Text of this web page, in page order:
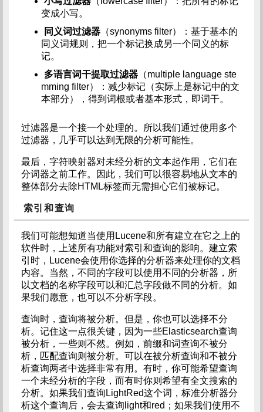
变成小写。
同义词过滤器（synonyms filter）：基于基本的
同义词规则，把一个标记换成另一个同义的标
记。
多语言词干提取过滤器（multiple language ste
mming filter）：减少标记（实际上是标记中的文
本部分），得到词根或者基本形式，即词干。
过滤器是一个接一个处理的。所以我们通过使用多个
过滤器，几乎可以达到无限的分析可能性。
最后，字符映射器对未经分析的文本起作用，它们在
分词器之前工作。因此，我们可以很容易地从文本的
整体部分去除HTML标签而无需担心它们被标记。
索引和查询
我们可能想知道当使用Lucene和所有建立在它之上的
软件时，上述所有功能对索引和查询的影响。建立索
引时，Lucene会使用你选择的分析器来处理你的文档
内容。当然，不同的字段可以使用不同的分析器，所
以文档的名称字段可以和汇总字段做不同的分析。如
果我们愿意，也可以不分析字段。
查询时，查询将被分析。但是，你也可以选择不分
析。记住这一点很关键，因为一些Elasticsearch查询
被分析，一些则不然。例如，前缀和词查询不被分
析，匹配查询则被分析。可以在被分析查询和不被分
析查询两者中选择非常有用。有时，你可能希望查询
一个未经分析的字段，而有时你则希望有全文搜索的
分析。如果我们查询LightRed这个词，标准分析器分
析这个查询后，会去查询light和red；如果我们使用不